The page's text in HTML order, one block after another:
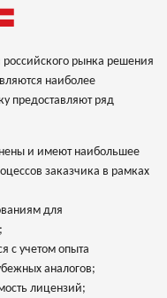
российского рынка решения
наиболее
предоставляют ряд
и имеют наибольшее
заказчика в рамках
для
с учетом опыта
аналогов;
лицензий;